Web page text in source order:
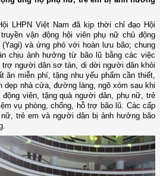
LHPN Việt Nam đã kịp thời chỉ đạo Hội
vận động hội viên phụ nữ chủ động
và ứng phó với hoàn lưu bão; chung
chịu ảnh hưởng từ bão lũ bằng các việc
trợ người dân sơ tán, di dời người dân khỏi
ăn miễn phí, tặng nhu yếu phẩm cần thiết,
dẹp nhà cửa, đường làng, ngõ xóm sau khi
viên, tặng quà người dân, phụ nữ, trẻ
vụ phòng, chống, hỗ trợ bão lũ. Các cấp
nữ, trẻ em và người dân bị ảnh hưởng bão